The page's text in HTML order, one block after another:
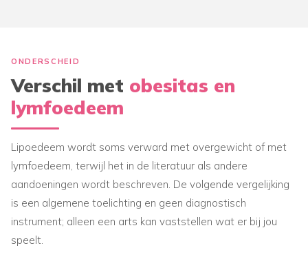
ONDERSCHEID
Verschil met obesitas en
lymfoedeem
Lipoedeem wordt soms verward met overgewicht of met
lymfoedeem, terwijl het in de literatuur als andere
aandoeningen wordt beschreven. De volgende vergelijking
is een algemene toelichting en geen diagnostisch
instrument; alleen een arts kan vaststellen wat er bij jou
speelt.